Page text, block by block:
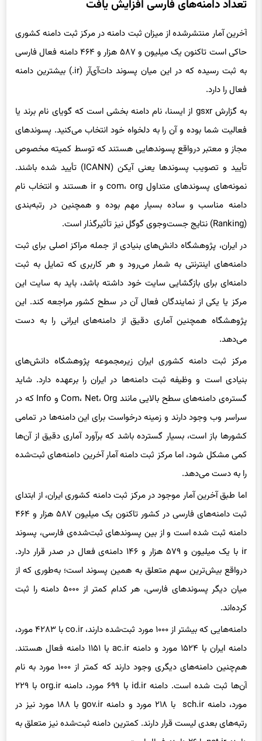
حاکی است تاکنون یک میلیون و ۵۸۷ هزار و ۴۶۴ دامنه فعال فارسی
به ثبت رسیده که در این میان پسوند دات‌آی‌آر (ir.) بیشترین دامنه‌
فعال را دارد.
فعالیت شما بوده و آن را به دلخواه خود انتخاب می‌کنید. پسوندهای
مجاز و معتبر درواقع پسوندهایی هستند که توسط کمیته مخصوص
تأیید و تصویب پسوندها یعنی آیکن (ICANN) تأیید شده باشند.
نمونه‌های پسوندهای متداول com، org و ir هستند و انتخاب نام
دامنه مناسب و ساده بسیار مهم بوده و همچنین در رتبه‌بندی
(Ranking) نتایج جست‌وجوی گوگل نیز تأثیرگذار است.
در ایران، پژوهشگاه دانش‌های بنیادی از جمله مراکز اصلی برای ثبت
دامنه‌های اینترنتی به شمار می‌رود و هر کاربری که تمایل به ثبت
دامنه‌ای برای بازگشایی سایت خود داشته باشد، باید به سایت این
مرکز یا یکی از نمایندگان فعال آن در سطح کشور مراجعه کند. این
پژوهشگاه همچنین آماری دقیق از دامنه‌های ایرانی را به دست
می‌دهد.
مرکز ثبت دامنه کشوری ایران زیرمجموعه پژوهشگاه دانش‌های
بنیادی است و وظیفه ثبت دامنه‌ها در ایران را برعهده دارد. شاید
گستره‌ی دامنه‌های سطح بالایی مانند Com، Net، Org و Info که در
سراسر وب وجود دارند و زمینه درخواست برای این دامنه‌ها در تمامی
کشورها باز است، بسیار گسترده باشد که برآورد آماری دقیق از آن‌ها
کمی مشکل شود، اما مرکز ثبت دامنه آمار آخرین دامنه‌های ثبت‌شده
را به دست می‌دهد.
اما طبق آخرین آمار موجود در مرکز ثبت دامنه کشوری ایران، از ابتدای
ثبت دامنه‌های فارسی در کشور تاکنون یک میلیون ۵۸۷ هزار و ۴۶۴
دامنه ثبت شده است و از بین پسوندهای ثبت‌شده‌ی فارسی، پسوند
ir با یک میلیون و ۵۷۹ هزار و ۱۴۶ دامنه‌ی فعال در صدر قرار دارد.
درواقع بیش‌ترین سهم متعلق به همین پسوند است؛ به‌طوری که از
میان دیگر پسوندهای فارسی، هر کدام کمتر از ۵۰۰۰ دامنه را ثبت
کرده‌اند.
دامنه ایران با ۱۵۲۴ مورد و دامنه ac.ir با ۱۱۵۱ دامنه فعال هستند.
هم‌چنین دامنه‌های دیگری وجود دارند که کمتر از ۱۰۰۰ مورد به نام
آن‌ها ثبت شده است. دامنه id.ir با ۶۹۹ مورد، دامنه org.ir با ۲۲۹
مورد، دامنه sch.ir با ۲۱۸ مورد و دامنه gov.ir با ۱۸۸ مورد نیز در
رتبه‌های بعدی لیست قرار دارند. کمترین دامنه ثبت‌شده نیز متعلق به
دامنه net.ir با ۲۶ دامنه فعال است.